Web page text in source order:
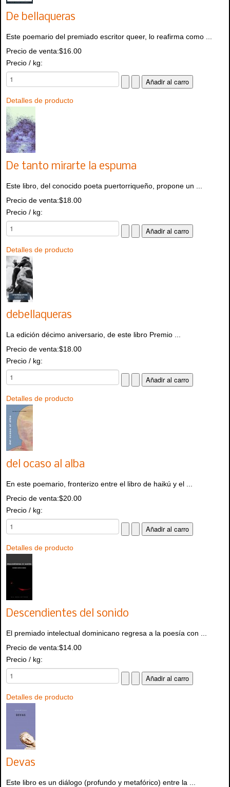
De bellaqueras
Este poemario del premiado escritor queer, lo reafirma como ...
Precio de venta:$16.00
Precio / kg:
Detalles de producto
De tanto mirarte la espuma
Este libro, del conocido poeta puertorriqueño, propone un ...
Precio de venta:$18.00
Precio / kg:
Detalles de producto
debellaqueras
La edición décimo aniversario, de este libro Premio ...
Precio de venta:$18.00
Precio / kg:
Detalles de producto
del ocaso al alba
En este poemario, fronterizo entre el libro de haikú y el ...
Precio de venta:$20.00
Precio / kg:
Detalles de producto
Descendientes del sonido
El premiado intelectual dominicano regresa a la poesía con ...
Precio de venta:$14.00
Precio / kg:
Detalles de producto
Devas
Este libro es un diálogo (profundo y metafórico) entre la ...